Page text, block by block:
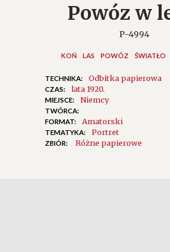
Powóz w
P-4994
KOŃ LAS POWÓZ ŚWIATŁO
TECHNIKA: Odbitka papierowa
CZAS: lata 1920.
MIEJSCE: Niemcy
TWÓRCA:
FORMAT:
Amatorski
TEMATYKA: Portret
ZBIÓR: Różne papierowe